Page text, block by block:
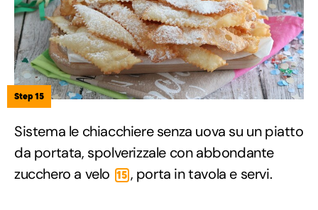
Step 15
Sistema le chiacchiere senza uova su un piatto
da portata, spolverizzale con abbondante
zucchero a velo 15 , porta in tavola e servi.